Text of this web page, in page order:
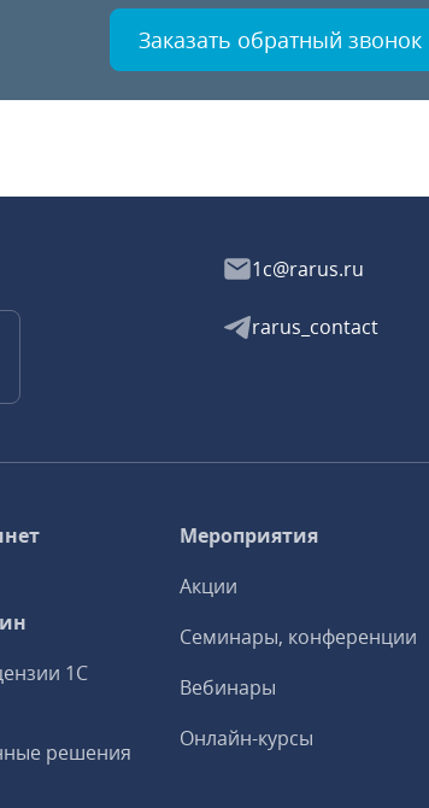
Заказать обратный звонок
1c@rarus.ru
rarus_contact
1С
решения
Мероприятия
Акции
Семинары, конференции
Вебинары
Онлайн-курсы